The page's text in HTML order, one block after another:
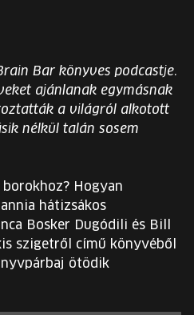
Bar könyves podcastje.
ajánlanak egymásnak
a világról alkotott
nélkül talán sosem
Hogyan
hátizsákos
Bosker Dugódili és Bill
szigetről című könyvéből
ötödik